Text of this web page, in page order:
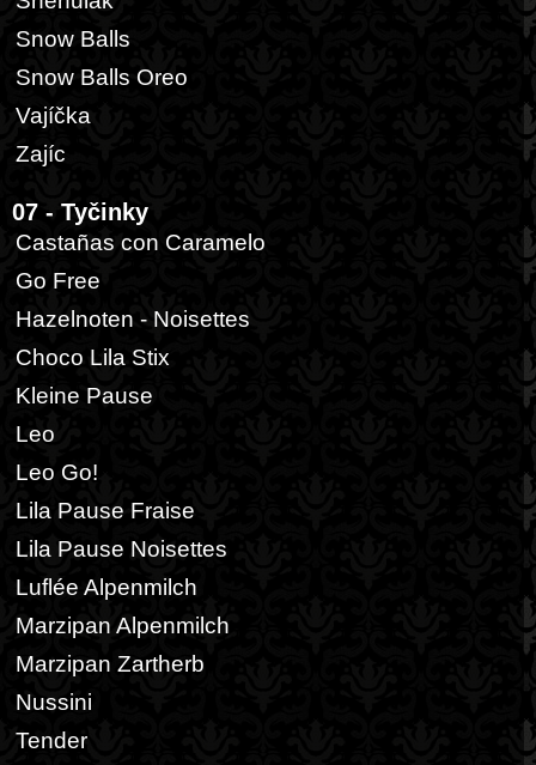
Snow Balls
Snow Balls Oreo
Vajíčka
Zajíc
07 - Tyčinky
Castañas con Caramelo
Go Free
Hazelnoten - Noisettes
Choco Lila Stix
Kleine Pause
Leo
Leo Go!
Lila Pause Fraise
Lila Pause Noisettes
Luflée Alpenmilch
Marzipan Alpenmilch
Marzipan Zartherb
Nussini
Tender